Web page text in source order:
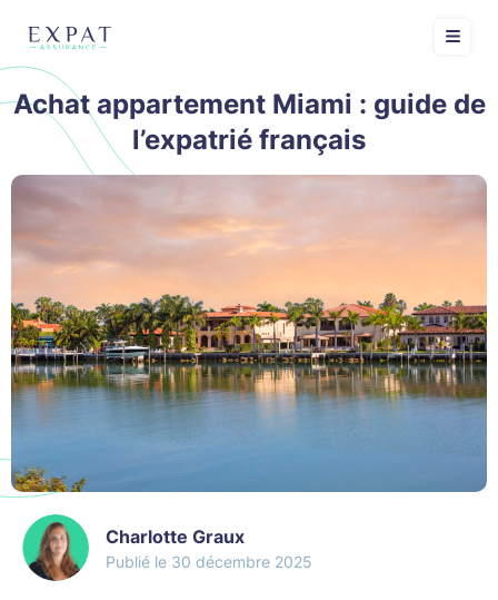
Achat appartement Miami : guide de
l’expatrié français
Charlotte Graux
30 décembre 2025